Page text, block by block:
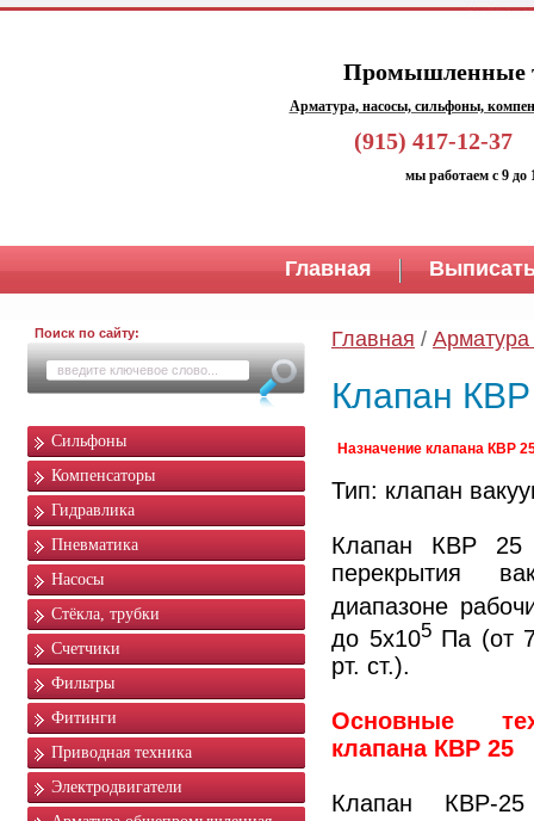
Промышленные
Арматура, насосы, сильфоны,
(915) 417-
мы работаем с 9 до
Главная
Поиск по сайту:
Сильфоны
Компенсаторы
Гидравлика
Пневматика
Насосы
Стёкла, трубки
Счетчики
Фильтры
Фитинги
Приводная техника
Электродвигатели
Главная / Арматура
Клапан
Назначение клапана КВР
Тип: клапан
Клапан КВР 25
перекрытия
диапазоне
до 5х105Па (от
рт. ст.).
Основные
клапана КВР 25
Клапан КВР-25